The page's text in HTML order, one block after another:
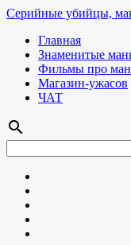
Серийные убийцы,
Главная
Знаменитые
Фильмы про
Магазин-ужасов
ЧАТ
search